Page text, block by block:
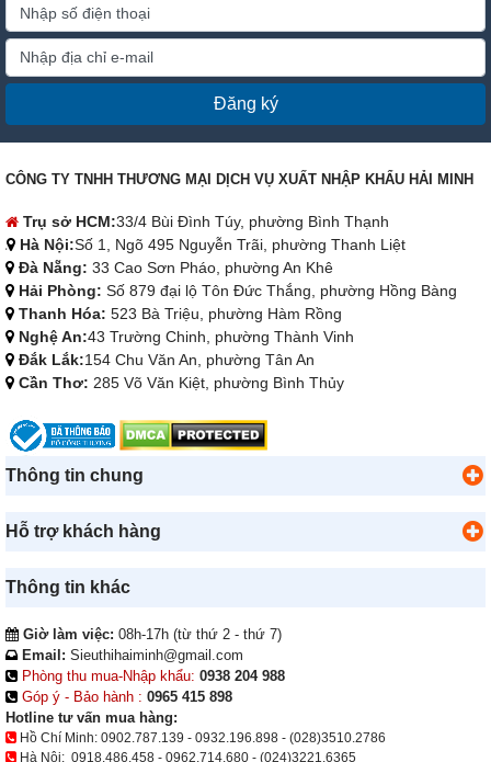
Đăng ký
CÔNG TY TNHH THƯƠNG MẠI DỊCH VỤ XUẤT NHẬP KHẨU HẢI MINH
Trụ sở HCM:33/4 Bùi Đình Túy, phường Bình Thạnh
Hà Nội:Số 1, Ngõ 495 Nguyễn Trãi, phường Thanh Liệt
Đà Nẵng: 33 Cao Sơn Pháo, phường An Khê
Hải Phòng: Số 879 đại lộ Tôn Đức Thắng, phường Hồng Bàng
Thanh Hóa: 523 Bà Triệu, phường Hàm Rồng
Nghệ An:43 Trường Chinh, phường Thành Vinh
Đắk Lắk:154 Chu Văn An, phường Tân An
Cần Thơ: 285 Võ Văn Kiệt, phường Bình Thủy
Thông tin chung
Hỗ trợ khách hàng
Thông tin khác
Giờ làm việc: 08h-17h (từ thứ 2 - thứ 7)
Email: Sieuthihaiminh@gmail.com
Phòng thu mua-Nhập khẩu: 0938 204 988
Góp ý - Bảo hành : 0965 415 898
Hotline tư vấn mua hàng:
Hồ Chí Minh: 0902.787.139 - 0932.196.898 - (028)3510.2786
Hà Nội: 0918.486.458 - 0962.714.680 - (024)3221.6365